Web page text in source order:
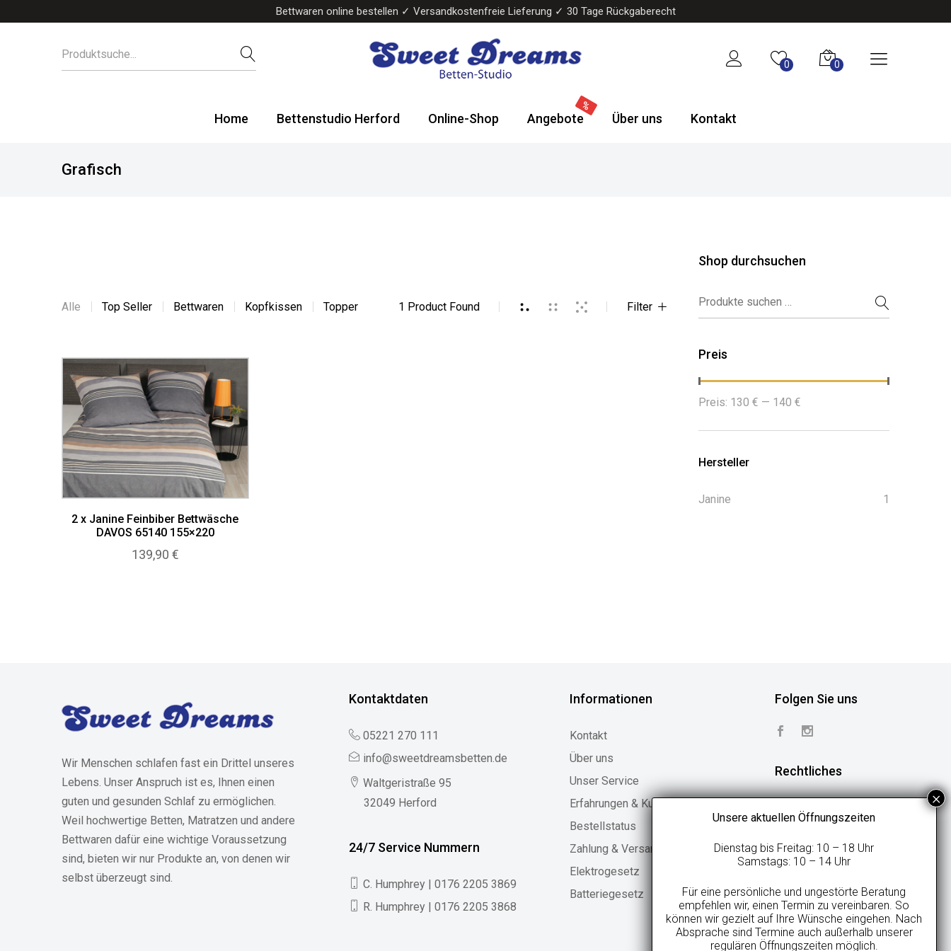
Bettwaren online bestellen ✓ Versandkostenfreie Lieferung ✓ 30 Tage Rückgaberecht
Bettenstudio
Boxspringbetten
0 0
Home Bettenstudio Herford Online-Shop Angebote Über uns Kontakt
Grafisch
Alle Top Seller Bettwaren Kopfkissen Topper 1 Product Found Filter
2 x Janine Feinbiber Bettwäsche
DAVOS 65140 155×220
139,90 €
Shop durchsuchen
Suchen nach:
Preis
Min.
Preis
Max.
Preis
Preis: 130 € — 140 €
Hersteller
Janine 1
Wir Menschen schlafen fast ein Drittel unseres
Lebens. Unser Anspruch ist es, Ihnen einen
guten und gesunden Schlaf zu ermöglichen.
Weil hochwertige Betten, Matratzen und andere
Bettwaren dafür eine wichtige Voraussetzung
sind, bieten wir nur Produkte an, von denen wir
selbst überzeugt sind.
Kontaktdaten
05221 270 111
info@sweetdreamsbetten.de
Waltgeristraße 95
32049 Herford
24/7 Service Nummern
C. Humphrey | 0176 2205 3869
R. Humphrey | 0176 2205 3868
Informationen
Kontakt
Über uns
Unser Service
Erfahrungen & Kundenstimmen
Bestellstatus
Zahlung & Versand
Elektrogesetz
Batteriegesetz
Folgen Sie uns
Rechtliches
Geschäftsbedingungen
Online-Streitbeilegung
Impressum
Unsere aktuellen Öffnungszeiten
Dienstag bis Freitag: 10 – 18 Uhr
Samstags: 10 – 14 Uhr
Für eine persönliche und ungestörte Beratung
empfehlen wir, einen Termin zu vereinbaren. So
können wir gezielt auf Ihre Wünsche eingehen. Nach
Absprache sind Termine auch außerhalb unserer
regulären Öffnungszeiten möglich.